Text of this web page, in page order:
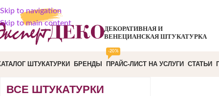
Skip to navigation
Skip to main content
ДЕКОРАТИВНАЯ И
ВЕНЕЦИАНСКАЯ ШТУКАТУРКА
ШТУКАТУРКИ БРЕНДЫ ПРАЙС-ЛИСТ НА УСЛУГИ
-20%
СТАТЬИ
ВСЕ ШТУКАТУРКИ